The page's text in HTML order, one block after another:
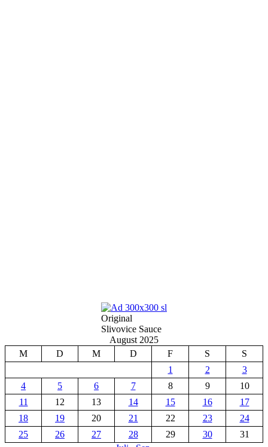
Original
Slivovice Sauce
August 2025
M
D M D F S
S
1
2
3
4
5 6 7 8 9
10
11
12 13 14 15 16
17
18
19 20 21 22 23
24
25
26 27 28 29 30
31